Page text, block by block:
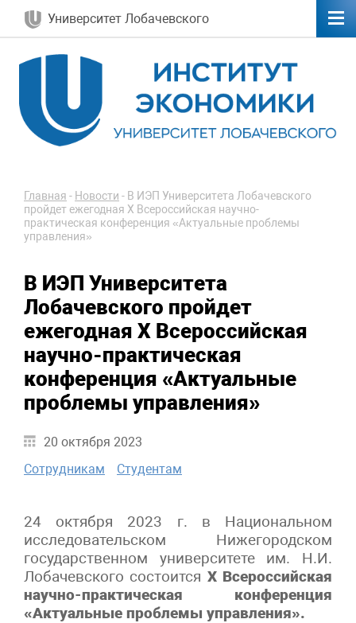
Университет Лобачевского
Главная - Новости - В ИЭП Университета Лобачевского
пройдет ежегодная X Всероссийская научно-
практическая конференция «Актуальные проблемы
управления»
В ИЭП Университета
Лобачевского пройдет
ежегодная X Всероссийская
научно-практическая
конференция «Актуальные
проблемы управления»
20 октября 2023
Сотрудникам
Студентам
24 октября 2023 г. в Национальном
исследовательском Нижегородском
государственном университете им. Н.И.
Лобачевского состоится XВсероссийская
научно-практическая конференция
«Актуальные проблемы управления».